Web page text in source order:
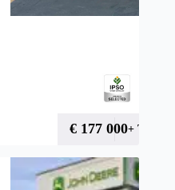
€ 177 000+ TVA